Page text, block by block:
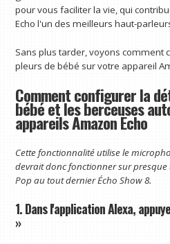
pour vous faciliter la vie, qui
Echo l'un des meilleurs haut-
Sans plus tarder, voyons comment
pleurs de bébé sur votre appareil
Comment configurer la
bébé et les berceuses
appareils Amazon Echo
Cette fonctionnalité utilise le
devrait donc fonctionner sur
Pop au tout dernierÉcho Show 8.
1. Dans l'application Alexa,
»